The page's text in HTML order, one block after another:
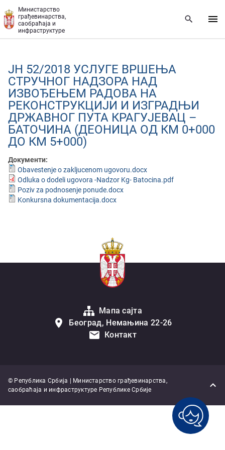
Министарство
грађевинарства,
саобраћаја и
инфраструктуре
ЈН 52/2018 УСЛУГЕ ВРШЕЊА
СТРУЧНОГ НАДЗОРА НАД
ИЗВОЂЕЊЕМ РАДОВА НА
РЕКОНСТРУКЦИЈИ И ИЗГРАДЊИ
ДРЖАВНОГ ПУТА КРАГУЈЕВАЦ –
БАТОЧИНА (ДЕОНИЦА ОД КМ 0+000
ДО КМ 5+000)
Документи:
Obavestenje o zakljucenom ugovoru.docx
Odluka o dodeli ugovora -Nadzor Kg- Batocina.pdf
Poziv za podnosenje ponude.docx
Konkursna dokumentacija.docx
Мапа сајта
Београд, Немањина 22-26
Контакт
© Република Србија | Министарство грађевинарства,
саобраћаја и инфраструктуре Републике Србије